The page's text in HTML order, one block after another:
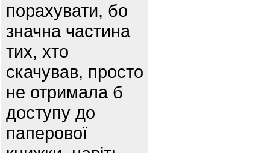
порахувати, бо
значна частина
тих, хто
скачував, просто
не отримала б
доступу до
паперової